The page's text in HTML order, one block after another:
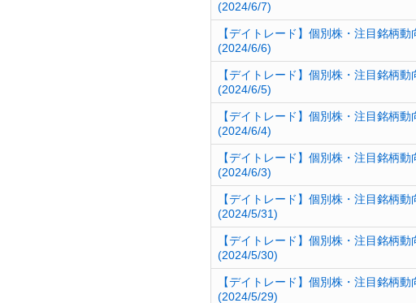
(2024/6/7)
【デイトレード】個別株・注目銘柄動
(2024/6/6)
【デイトレード】個別株・注目銘柄動
(2024/6/5)
【デイトレード】個別株・注目銘柄動
(2024/6/4)
【デイトレード】個別株・注目銘柄動
(2024/6/3)
【デイトレード】個別株・注目銘柄動
(2024/5/31)
【デイトレード】個別株・注目銘柄動
(2024/5/30)
【デイトレード】個別株・注目銘柄動
(2024/5/29)